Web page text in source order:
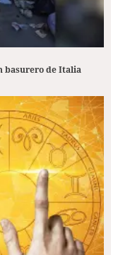
basurero de Italia